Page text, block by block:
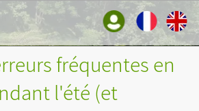
fréquentes en
l'été (et